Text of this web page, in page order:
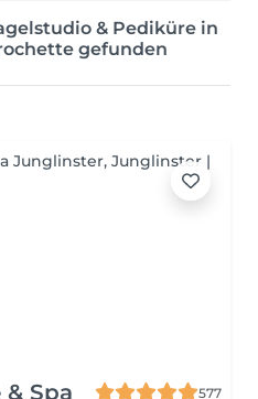
& Pediküre in
gefunden
Spa
577